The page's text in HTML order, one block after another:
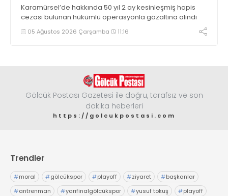
Karamürsel’de hakkında 50 yıl 2 ay kesinleşmiş hapis
cezası bulunan hükümlü operasyonla gözaltına alındı
05 Ağustos 2026 Çarşamba 11:16
Gölcük Postası Gazetesi ile doğru, tarafsız ve son
dakika heberleri
https://golcukpostasi.com
Trendler
#moral #gölcükspor #playoff #ziyaret #başkanlar
#antrenman #yarıfinalgölcükspor #yusuf tokuş #playoff